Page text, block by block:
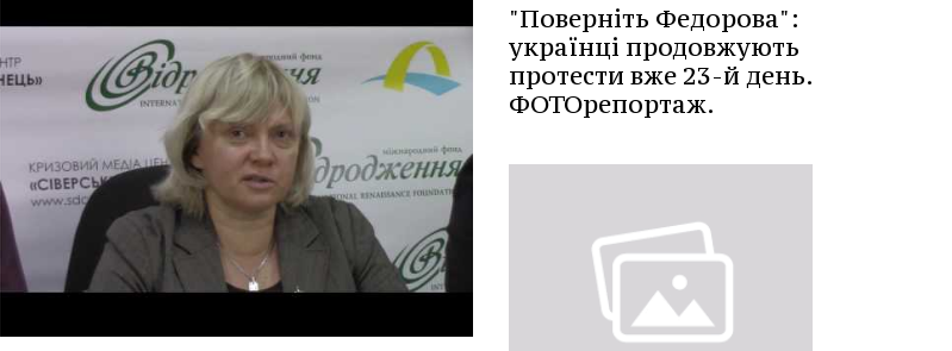
"Поверніть Федорова":
українці продовжують
протести вже 23-й день.
ФОТОрепортаж.